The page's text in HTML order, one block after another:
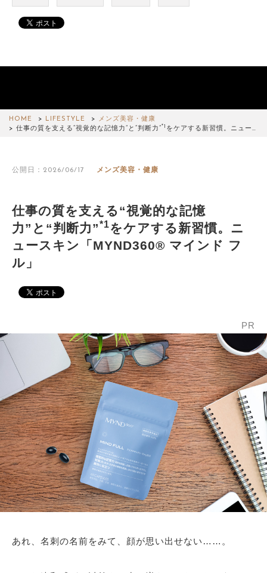
HOME LIFESTYLE
メンズ美容・健康
仕事の質を支える“視覚的な記憶力”と“判断力”*1 をケアする新習慣。ニュー…
公開日：2026/06/17 メンズ美容・健康
仕事の質を支える“視覚的な記憶
力”と“判断力”*1をケアする新習慣。ニ
ュースキン「MYND360® マインド フ
ル」
PR
あれ、名刺の名前をみて、顔が思い出せない……。